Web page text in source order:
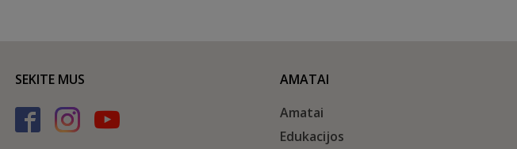
SEKITE MUS
AMATAI
Amatai
Edukacijos